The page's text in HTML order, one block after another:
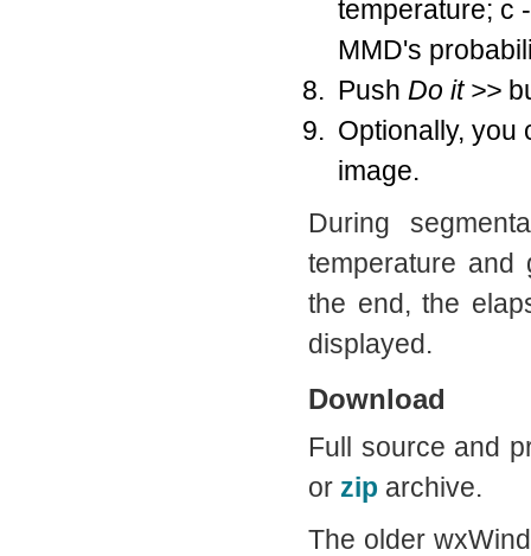
temperature; c
MMD's
Push Do it >>
Optionally, you
image.
During
temperature and
the end, the
displayed.
Download
Full source and
or zip archive.
The older